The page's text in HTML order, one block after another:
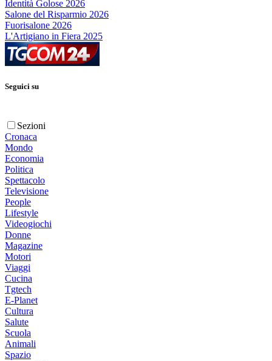
Identità Golose 2026
Salone del Risparmio 2026
Fuorisalone 2026
L'Artigiano in Fiera 2025
Seguici su
Sezioni
Cronaca
Mondo
Economia
Politica
Spettacolo
Televisione
People
Lifestyle
Videogiochi
Donne
Magazine
Motori
Viaggi
Cucina
Tgtech
E-Planet
Cultura
Salute
Scuola
Animali
Spazio